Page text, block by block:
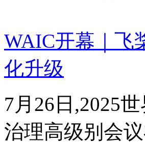
WAIC开幕｜飞
化升级
7月26日,2025
治理高级别会